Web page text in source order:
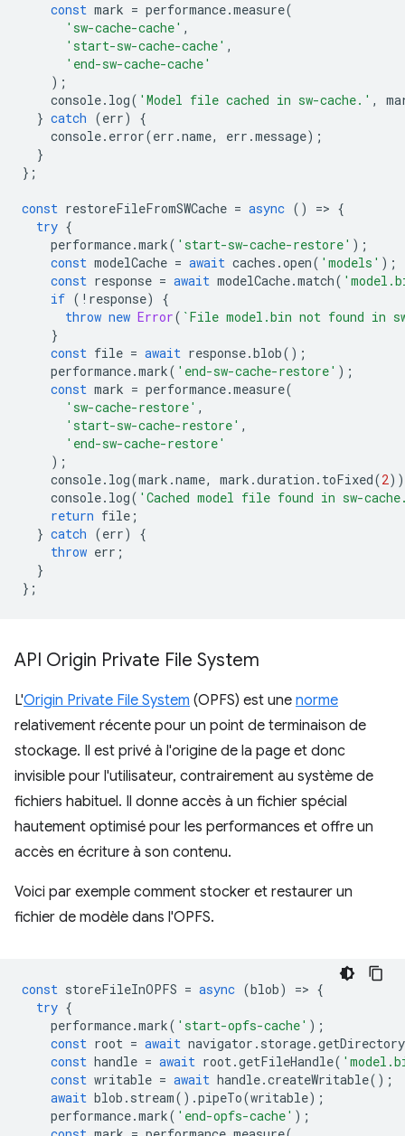
const mark = performance.measure(
'sw-cache-cache' ,
'start-sw-cache-cache' ,
'end-sw-cache-cache'
);
console. log( 'Model file cached in sw-cache.' ,
} catch (err)
{
console. error(err .name, err .message);
}
};
const restoreFileFromSWCache = async () => {
try {
performance.mark( 'start-sw-cache-restore' );
const modelCache = await caches .open( 'models' );
const response = await modelCache.match(
if ( ! response)
{
throw new Error( `File model.bin not found in
}
const file = await response.blob();
performance.mark( 'end-sw-cache-restore' );
const mark = performance.measure(
'sw-cache-restore' ,
'start-sw-cache-restore' ,
'end-sw-cache-restore'
);
console. log(mark .name, mark .duration . toFixed(2
console. log( 'Cached model file found in sw-
return file ;
} catch (err)
{
throw err ;
}
};
API Origin Private File System
L'Origin Private File System (OPFS) est une norme
relativement récente pour un point de terminaison de
stockage. Il est privé à l'origine de la page et donc
invisible pour l'utilisateur, contrairement au système de
fichiers habituel. Il donne accès à un fichier spécial
hautement optimisé pour les performances et offre un
accès en écriture à son contenu.
Voici par exemple comment stocker et restaurer un
fichier de modèle dans l'OPFS.
const storeFileInOPFS = async (blob) => {
try {
performance.mark( 'start-opfs-cache' );
const root = await navigator . storage.getDirectory
const handle = await root.getFileHandle(
const writable = await handle.createWritable();
await blob . stream().pipeTo(writable);
performance.mark( 'end-opfs-cache' );